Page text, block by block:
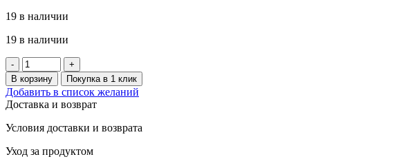
19 в наличии
19 в наличии
Количество
товара
FODERTRAG
Органайзер
для
стола/
стены,
желтый,
В корзину Покупка в 1 клик
Добавить в список желаний
Доставка и возврат
Условия доставки и возврата
Уход за продуктом